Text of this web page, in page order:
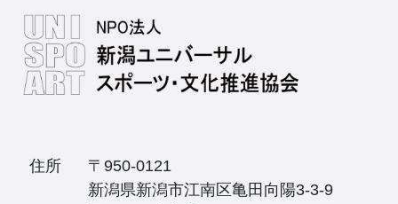
住所
〒950-0121
新潟県新潟市江南区亀田向陽3-3-9